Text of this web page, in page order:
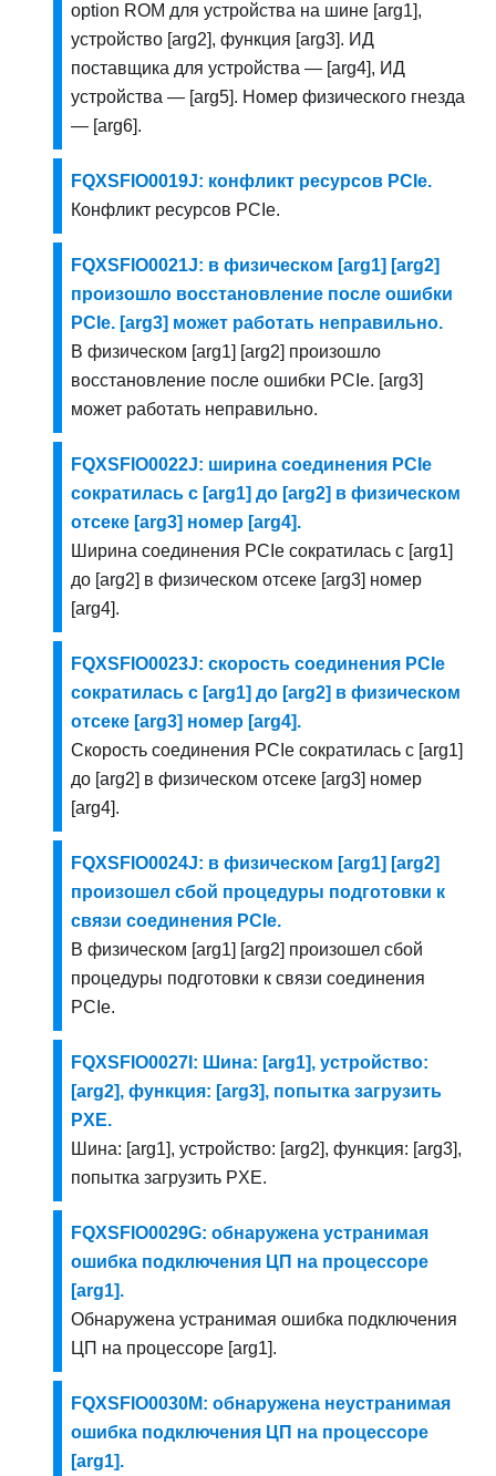
option ROM для устройства на шине [arg1],
устройство [arg2], функция [arg3]. ИД
поставщика для устройства — [arg4], ИД
устройства — [arg5]. Номер физического гнезда
— [arg6].
FQXSFIO0019J: конфликт ресурсов PCIe.
Конфликт ресурсов PCIe.
FQXSFIO0021J: в физическом [arg1] [arg2]
произошло восстановление после ошибки
PCIe. [arg3] может работать неправильно.
В физическом [arg1] [arg2] произошло
восстановление после ошибки PCIe. [arg3]
может работать неправильно.
FQXSFIO0022J: ширина соединения PCIe
сократилась с [arg1] до [arg2] в физическом
отсеке [arg3] номер [arg4].
Ширина соединения PCIe сократилась с [arg1]
до [arg2] в физическом отсеке [arg3] номер
[arg4].
FQXSFIO0023J: скорость соединения PCIe
сократилась с [arg1] до [arg2] в физическом
отсеке [arg3] номер [arg4].
Скорость соединения PCIe сократилась с [arg1]
до [arg2] в физическом отсеке [arg3] номер
[arg4].
FQXSFIO0024J: в физическом [arg1] [arg2]
произошел сбой процедуры подготовки к
связи соединения PCIe.
В физическом [arg1] [arg2] произошел сбой
процедуры подготовки к связи соединения
PCIe.
FQXSFIO0027I: Шина: [arg1], устройство:
[arg2], функция: [arg3], попытка загрузить
PXE.
Шина: [arg1], устройство: [arg2], функция: [arg3],
попытка загрузить PXE.
FQXSFIO0029G: обнаружена устранимая
ошибка подключения ЦП на процессоре
[arg1].
Обнаружена устранимая ошибка подключения
ЦП на процессоре [arg1].
FQXSFIO0030M: обнаружена неустранимая
ошибка подключения ЦП на процессоре
[arg1].